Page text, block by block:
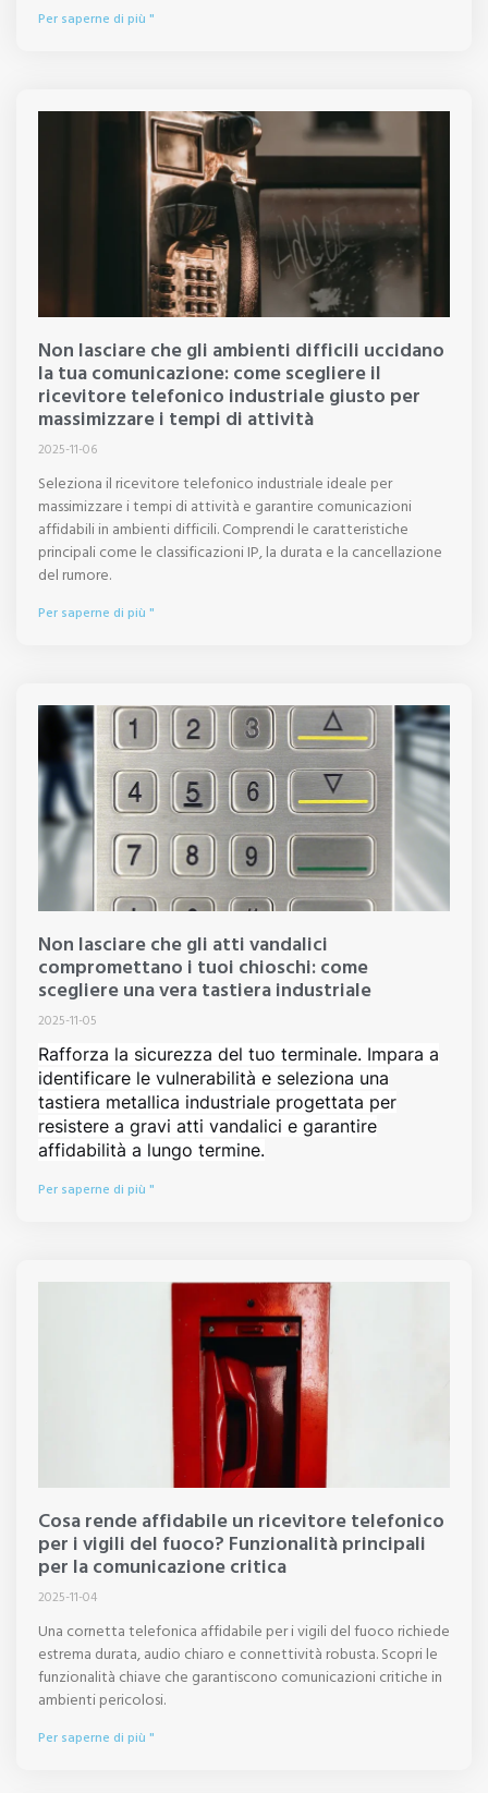
Per saperne di più "
Non lasciare che gli ambienti difficili uccidano
la tua comunicazione: come scegliere il
ricevitore telefonico industriale giusto per
massimizzare i tempi di attività
2025-11-06
Seleziona il ricevitore telefonico industriale ideale per
massimizzare i tempi di attività e garantire comunicazioni
affidabili in ambienti difficili. Comprendi le caratteristiche
principali come le classificazioni IP, la durata e la cancellazione
del rumore.
Per saperne di più "
Non lasciare che gli atti vandalici
compromettano i tuoi chioschi: come
scegliere una vera tastiera industriale
2025-11-05
Rafforza la sicurezza del tuo terminale. Impara a
identificare le vulnerabilità e seleziona una
tastiera metallica industriale progettata per
resistere a gravi atti vandalici e garantire
affidabilità a lungo termine.
Per saperne di più "
Cosa rende affidabile un ricevitore telefonico
per i vigili del fuoco? Funzionalità principali
per la comunicazione critica
2025-11-04
Una cornetta telefonica affidabile per i vigili del fuoco richiede
estrema durata, audio chiaro e connettività robusta. Scopri le
funzionalità chiave che garantiscono comunicazioni critiche in
ambienti pericolosi.
Per saperne di più "